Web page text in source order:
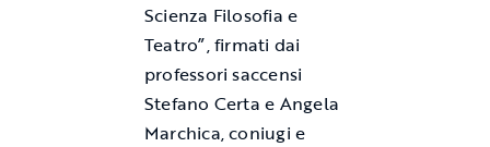
Scienza Filosofia e
Teatro”, firmati dai
professori saccensi
Stefano Certa e Angela
Marchica, coniugi e